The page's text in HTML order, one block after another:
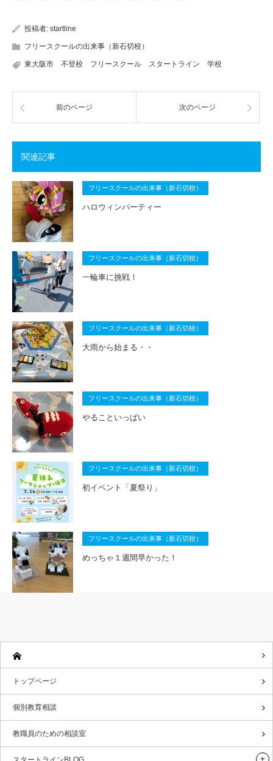
投稿者: startline
フリースクールの出来事（新石切校）
東大阪市 不登校 フリースクール スタートライン 学校
前のページ 次のページ
関連記事
フリースクールの出来事（新石切校）
ハロウィンパーティー
フリースクールの出来事（新石切校）
一輪車に挑戦！
フリースクールの出来事（新石切校）
大雨から始まる・・
フリースクールの出来事（新石切校）
やることいっぱい
フリースクールの出来事（新石切校）
初イベント「夏祭り」
フリースクールの出来事（新石切校）
めっちゃ１週間早かった！
トップページ
個別教育相談
教職員のための相談室